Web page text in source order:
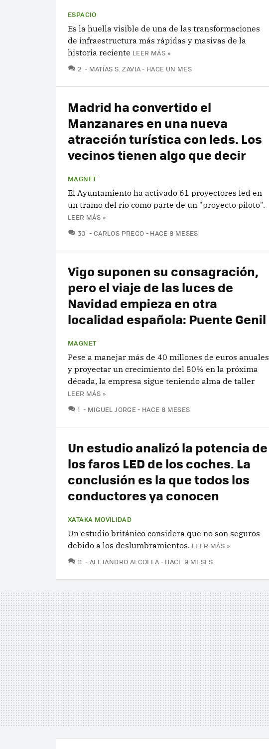
ESPACIO
Es la huella visible de una de las transformaciones
de infraestructura más rápidas y masivas de la
historia reciente LEER MÁS »
2 COMENTARIOS
MATÍAS S. ZAVIA HACE UN MES
Madrid ha convertido el
Manzanares en una nueva
atracción turística con leds. Los
vecinos tienen algo que decir
MAGNET
El Ayuntamiento ha activado 61 proyectores led en
un tramo del río como parte de un "proyecto piloto".
LEER MÁS »
30 COMENTARIOS
CARLOS PREGO HACE 8 MESES
Vigo suponen su consagración,
pero el viaje de las luces de
Navidad empieza en otra
localidad española: Puente Genil
MAGNET
Pese a manejar más de 40 millones de euros anuales
y proyectar un crecimiento del 50% en la próxima
década, la empresa sigue teniendo alma de taller
LEER MÁS »
1 COMENTARIOS
MIGUEL JORGE HACE 8 MESES
Un estudio analizó la potencia de
los faros LED de los coches. La
conclusión es la que todos los
conductores ya conocen
XATAKA MOVILIDAD
Un estudio británico considera que no son seguros
debido a los deslumbramientos. LEER MÁS »
11 COMENTARIOS
ALEJANDRO ALCOLEA HACE 9 MESES